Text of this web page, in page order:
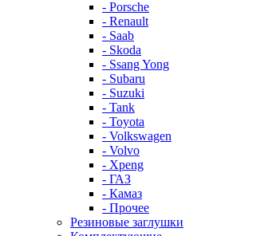
- Porsche
- Renault
- Saab
- Skoda
- Ssang Yong
- Subaru
- Suzuki
- Tank
- Toyota
- Volkswagen
- Volvo
- Xpeng
- ГАЗ
- Камаз
- Прочее
Резиновые заглушки